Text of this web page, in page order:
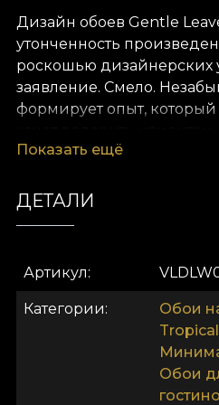
Дизайн обоев Gentle
утонченность
роскошью дизайнерских
заявление. Смело.
формирует опыт, который
хочет подарить
комфорт как
нарисованных вручную
изготавливается на
материал, очень
предлагаем три разных
могли выбрать
домой. Текстура Smooth
приятная на ощупь.
Показать ещё
ДЕТАЛИ
Артикул
Категории Обои
Обои